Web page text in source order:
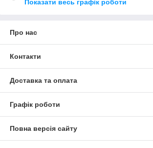
Показати весь графік роботи
Про нас
Контакти
Доставка та оплата
Графік роботи
Повна версія сайту